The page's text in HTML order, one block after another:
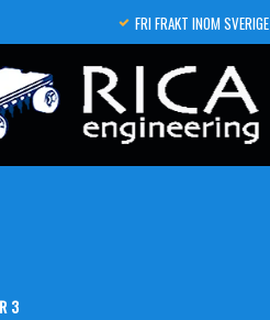
FRI FRAKT INOM SVERIGE
3